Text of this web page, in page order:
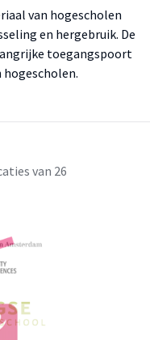
van hogescholen
en hergebruik. De
toegangspoort
van 26